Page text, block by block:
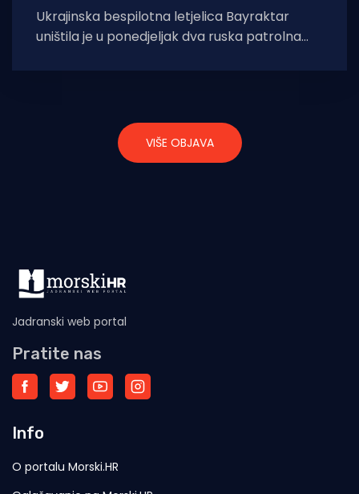
Ukrajinska bespilotna letjelica Bayraktar
uništila je u ponedjeljak dva ruska patrolna
ukrajinski
VIŠE OBJAVA
Jadranski web portal
Pratite nas
Info
O portalu Morski.HR